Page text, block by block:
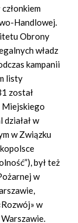
Handlowej.
Obrony
władz
kampanii
listy
został
Miejskiego
w
w Związku
był też
w
w